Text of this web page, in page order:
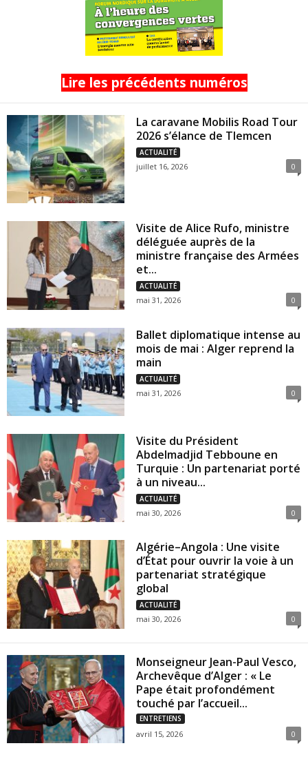
Lire les précédents numéros
La caravane Mobilis Road Tour
2026 s’élance de Tlemcen
ACTUALITÉ
juillet 16, 2026 0
Visite de Alice Rufo, ministre
déléguée auprès de la
ministre française des Armées
et...
ACTUALITÉ
mai 31, 2026 0
Ballet diplomatique intense au
mois de mai : Alger reprend la
main
ACTUALITÉ
mai 31, 2026 0
Visite du Président
Abdelmadjid Tebboune en
Turquie : Un partenariat porté
à un niveau...
ACTUALITÉ
mai 30, 2026 0
Algérie–Angola : Une visite
d’État pour ouvrir la voie à un
partenariat stratégique
global
ACTUALITÉ
mai 30, 2026 0
Monseigneur Jean-Paul Vesco,
Archevêque d’Alger : « Le
Pape était profondément
touché par l’accueil...
ENTRETIENS
avril 15, 2026 0